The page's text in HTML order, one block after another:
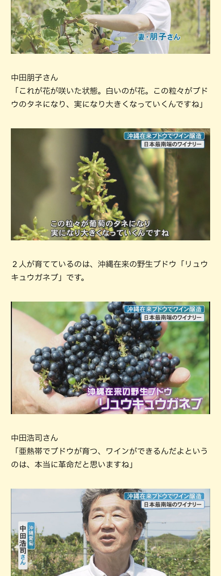
中田朋子さん
「これが花が咲いた状態。白いのが花。この粒々がブド
ウのタネになり、実になり大きくなっていくんですね」
２人が育てているのは、沖縄在来の野生ブドウ「リュウ
キュウガネブ」です。
中田浩司さん
「亜熱帯でブドウが育つ、ワインができるんだよという
のは、本当に革命だと思いますね」